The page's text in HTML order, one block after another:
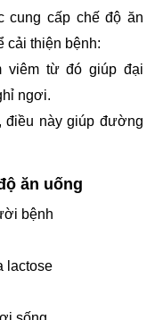
cung cấp chế độ ăn
cải thiện bệnh:
viêm từ đó giúp đại
ngơi.
điều này giúp đường
ăn uống
bệnh
lactose